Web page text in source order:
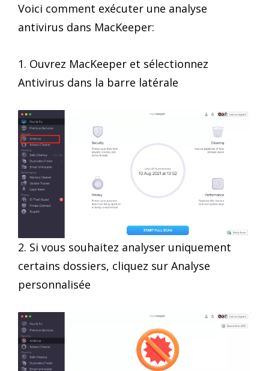
Voici comment exécuter une analyse
antivirus dans MacKeeper:
1. Ouvrez MacKeeper et sélectionnez
Antivirus dans la barre latérale
2. Si vous souhaitez analyser uniquement
certains dossiers, cliquez sur Analyse
personnalisée